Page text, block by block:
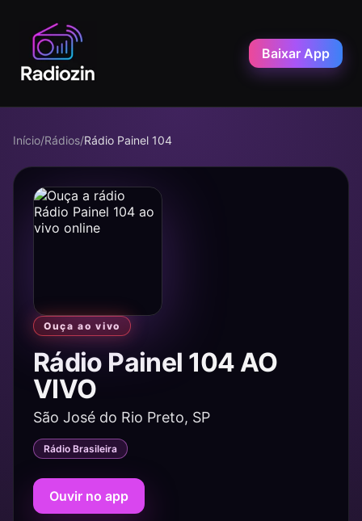
Baixar App
Início/Rádios/Rádio Painel 104
Ouça ao vivo
Rádio Painel 104 AO
VIVO
São José do Rio Preto, SP
Rádio Brasileira
Ouvir no app